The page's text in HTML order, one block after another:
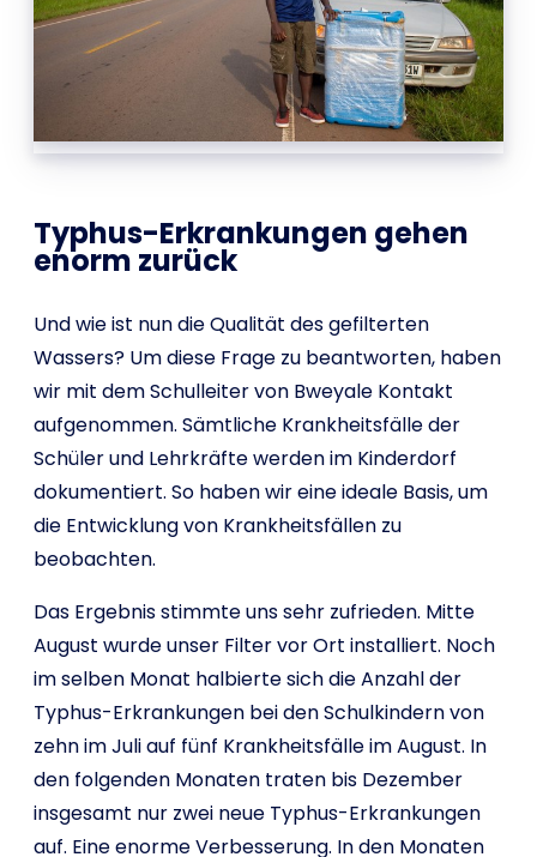
Typhus-Erkrankungen gehen
enorm zurück
Und wie ist nun die Qualität des gefilterten
Wassers? Um diese Frage zu beantworten, haben
wir mit dem Schulleiter von Bweyale Kontakt
aufgenommen. Sämtliche Krankheitsfälle der
Schüler und Lehrkräfte werden im Kinderdorf
dokumentiert. So haben wir eine ideale Basis, um
die Entwicklung von Krankheitsfällen zu
beobachten.
Das Ergebnis stimmte uns sehr zufrieden. Mitte
August wurde unser Filter vor Ort installiert. Noch
im selben Monat halbierte sich die Anzahl der
Typhus-Erkrankungen bei den Schulkindern von
zehn im Juli auf fünf Krankheitsfälle im August. In
den folgenden Monaten traten bis Dezember
insgesamt nur zwei neue Typhus-Erkrankungen
auf. Eine enorme Verbesserung. In den Monaten